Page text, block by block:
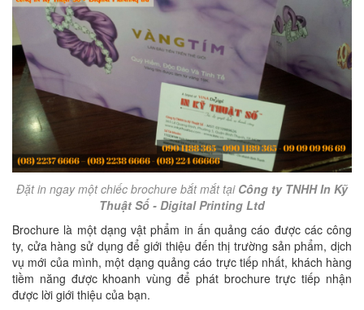
Đặt in ngay một chiếc brochure bắt mắt tại Công ty TNHH In Kỹ
Thuật Số - Digital Printing Ltd
Brochure là một dạng vật phẩm in ấn quảng cáo được các công
ty, cửa hàng sử dụng để giới thiệu đến thị trường sản phẩm, dịch
vụ mới của mình, một dạng quảng cáo trực tiếp nhất, khách hàng
tiềm năng được khoanh vùng để phát brochure trực tiếp nhận
được lời giới thiệu của bạn.